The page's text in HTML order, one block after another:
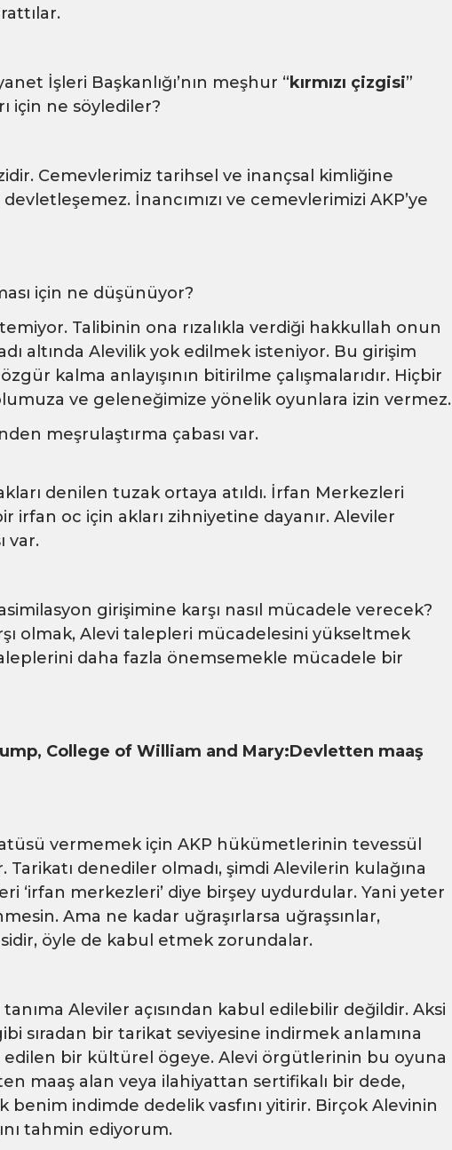
İşleri Başkanlığı’nın meşhur “kırmızı çizgisi”
için ne söylediler?
Cemevlerimiz tarihsel ve inançsal kimliğine
İnancımızı ve cemevlerimizi AKP’ye
için ne düşünüyor?
Talibinin ona rızalıkla verdiği hakkullah onun
altında Alevilik yok edilmek isteniyor. Bu girişim
kalma anlayışının bitirilme çalışmalarıdır. Hiçbir
ve geleneğimize yönelik oyunlara izin vermez.
meşrulaştırma çabası var.
denilen tuzak ortaya atıldı. İrfan Merkezleri
irfan oc için akları zihniyetine dayanır. Aleviler
var.
girişimine karşı nasıl mücadele verecek?
olmak, Alevi talepleri mücadelesini yükseltmek
daha fazla önemsemekle mücadele bir
College of William and Mary:Devletten maaş
vermemek için AKP hükümetlerinin tevessül
Tarikatı denediler olmadı, şimdi Alevilerin kulağına
‘irfan merkezleri’ diye birşey uydurdular. Yani yeter
Ama ne kadar uğraşırlarsa uğraşsınlar,
öyle de kabul etmek zorundalar.
tanıma Aleviler açısından kabul edilebilir değildir. Aksi
sıradan bir tarikat seviyesine indirmek anlamına
bir kültürel ögeye. Alevi örgütlerinin bu oyuna
maaş alan veya ilahiyattan sertifikalı bir dede,
benim indimde dedelik vasfını yitirir. Birçok Alevinin
tahmin ediyorum.